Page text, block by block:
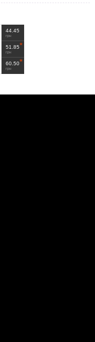
44.45
грн
51.85
грн
60.50
грн